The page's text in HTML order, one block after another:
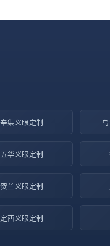
辛集义眼定制
五华义眼定制
贺兰义眼定制
定西义眼定制